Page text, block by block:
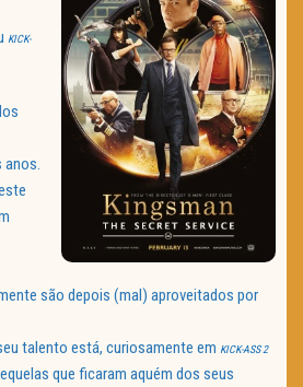
KICK-
anos.
são depois (mal) aproveitados por
talento está, curiosamente em KICK-ASS 2
que ficaram aquém dos seus